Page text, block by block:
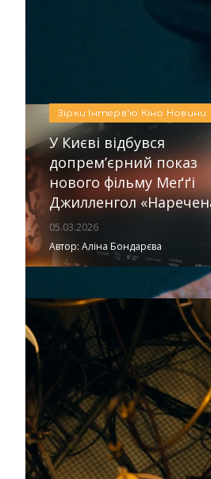
правдивий огляд.
Зірки Інтерв'ю Кіно Новини
У Києві відбувся
допрем’єрний показ
нового фільму Меґґі
Джилленгол
05.03.2026
Автор: Аліна Бондарєва